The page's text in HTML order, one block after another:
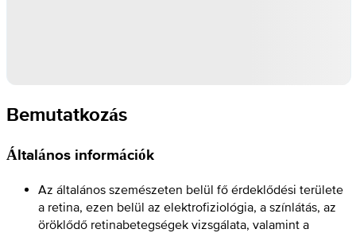
Bemutatkozás
Általános információk
Az általános szemészeten belül fő érdeklődési területe
a retina, ezen belül az elektrofiziológia, a színlátás, az
öröklődő retinabetegségek vizsgálata, valamint a